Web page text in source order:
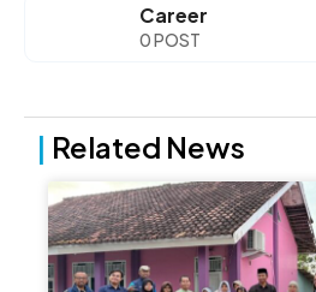
Career
0 POST
| Related News
PagePagePage